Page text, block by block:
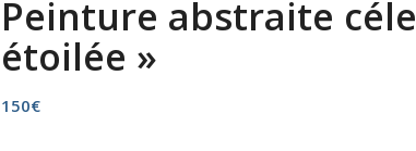
Peinture abstraite
étoilée »
150€